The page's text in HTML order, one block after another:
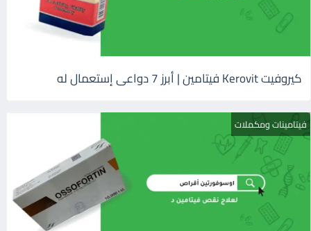
كيروفيت Kerovit فيتامين | أبرز 7 دواعى إستعمال له
فيتامينات ومكملات